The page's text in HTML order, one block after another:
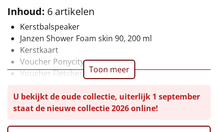
Mannen
Vrouwen
Duurzaam
Leuke
Goedkope
Uniek
Inhoud: 6 artikelen
Kerstbalspeaker
Janzen Shower Foam skin 90, 200 ml
Kerstkaart
Voucher Ponycity
Voucher Fletcher hotelToon meer
U bekijkt de oude collectie, uiterlijk 1 september
staat de nieuwe collectie 2026 online!